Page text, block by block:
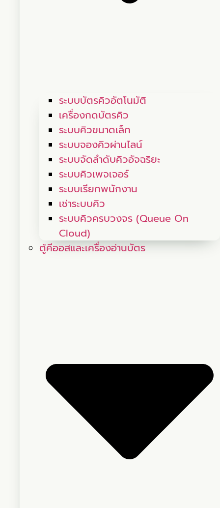
ระบบบัตรคิวอัตโนมัติ
เครื่องกดบัตรคิว
ระบบคิวขนาดเล็ก
ระบบจองคิวผ่านไลน์
ระบบจัดลำดับคิวอัจฉริยะ
ระบบคิวเพจเจอร์
ระบบเรียกพนักงาน
เช่าระบบคิว
ระบบคิวครบวงจร (Queue On
Cloud)
ตู้คีออสและเครื่องอ่านบัตร